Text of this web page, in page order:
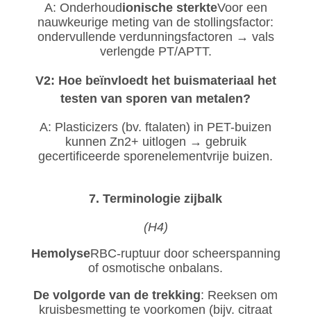
A: Onderhoudionische sterkteVoor een
nauwkeurige meting van de stollingsfactor:
ondervullende verdunningsfactoren → vals
verlengde PT/APTT.
V2: Hoe beïnvloedt het buismateriaal het
testen van sporen van metalen?
A: Plasticizers (bv. ftalaten) in PET-buizen
kunnen Zn2+ uitlogen → gebruik
gecertificeerde sporenelementvrije buizen.
7. Terminologie zijbalk
(H4)
HemolyseRBC-ruptuur door scheerspanning
of osmotische onbalans.
De volgorde van de trekking: Reeksen om
kruisbesmetting te voorkomen (bijv. citraat